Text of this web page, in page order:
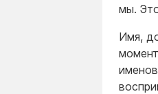
мы.
Имя,